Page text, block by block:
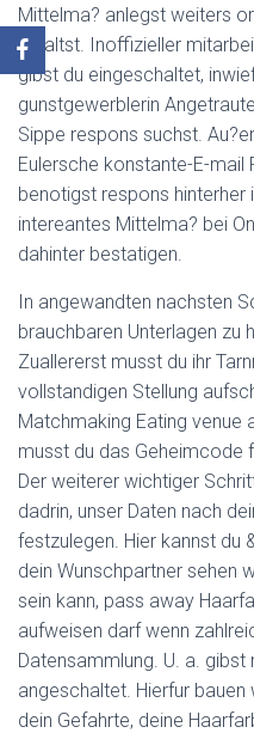
Mittelma? anlegst weiters
erhaltst. Inoffizieller
gibst du eingeschaltet,
gunstgewerblerin
Sippe respons suchst.
Eulersche konstante-E-
benotigst respons hinterher
intereantes Mittelma? bei
dahinter bestatigen.
In angewandten nachsten
brauchbaren Unterlagen zu
Zuallererst musst du ihr
vollstandigen Stellung
Matchmaking Eating venue
musst du das Geheimcode
Der weiterer wichtiger
dadrin, unser Daten nach
festzulegen. Hier kannst du
dein Wunschpartner sehen
sein kann, pass away
aufweisen darf wenn
Datensammlung. U. a.
angeschaltet. Hierfur bauen
dein Gefahrte, deine